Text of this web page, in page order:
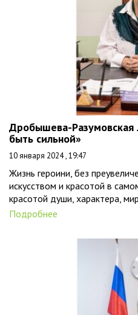
Дробышева-
быть сильной»
10 января 2024 , 19:47
Жизнь героини, без
искусством и красотой в
красотой души, характера,
Подробнее